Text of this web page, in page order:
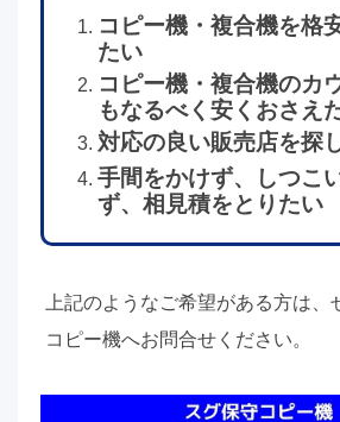
コピー機・複合機を格
たい
コピー機・複合機のカ
もなるべく安くおさえ
対応の良い販売店を探
手間をかけず、しつこ
ず、相見積をとりたい
上記のようなご希望がある方は、
コピー機へお問合せください。